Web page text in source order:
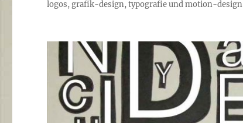
logos, grafik-design, typografie und motion-design